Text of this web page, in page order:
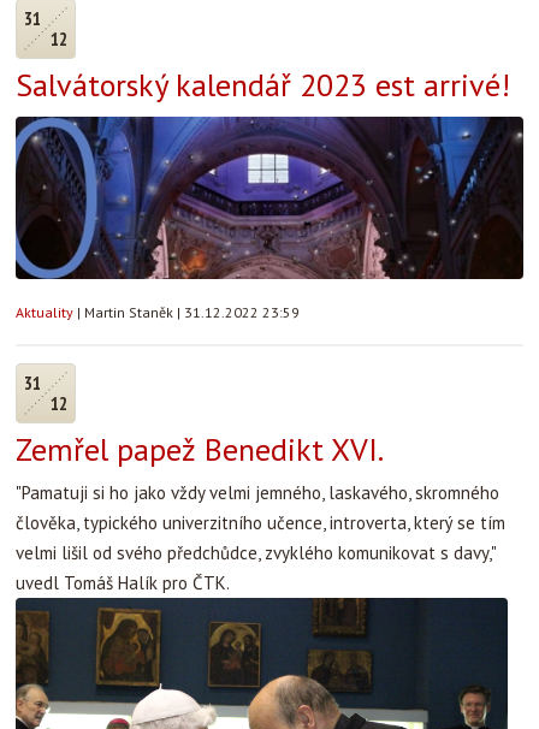
31
12
Salvátorský kalendář 2023 est arrivé!
Aktuality | Martin Staněk | 31.12.2022 23:59
31
12
Zemřel papež Benedikt XVI.
"Pamatuji si ho jako vždy velmi jemného, laskavého, skromného
člověka, typického univerzitního učence, introverta, který se tím
velmi lišil od svého předchůdce, zvyklého komunikovat s davy,"
uvedl Tomáš Halík pro ČTK.